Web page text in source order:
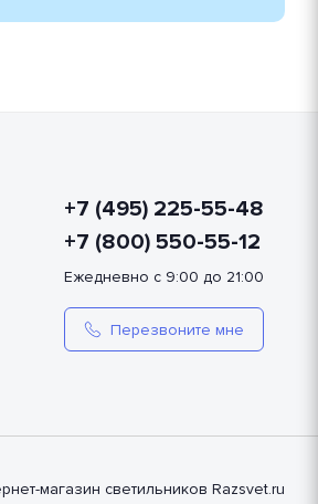
+7 (495) 225-55-48
+7 (800) 550-55-12
Ежедневно с 9:00 до 21:00
Перезвоните мне
магазин светильников Razsvet.ru